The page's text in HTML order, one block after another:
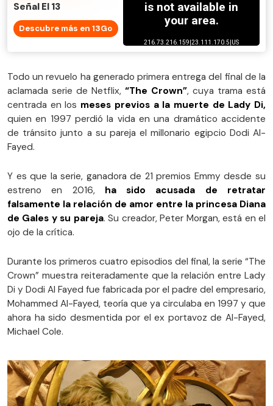
Señal El 13
Descubre más en 13Go
Todo un revuelo ha generado primera entrega del final de la
aclamada serie de Netflix, “The Crown”, cuya trama está
centrada en los meses previos a la muerte de Lady Di,
quien en 1997 perdió la vida en una dramático accidente
de tránsito junto a su pareja el millonario egipcio Dodi Al-
Fayed.
Y es que la serie, ganadora de 21 premios Emmy desde su
estreno en 2016, ha sido acusada de retratar
falsamente la relación de amor entre la princesa Diana
de Gales y su pareja. Su creador, Peter Morgan, está en el
ojo de la crítica.
Durante los primeros cuatro episodios del final, la serie “The
Crown” muestra reiteradamente que la relación entre Lady
Di y Dodi Al Fayed fue fabricada por el padre del empresario,
Mohammed Al-Fayed, teoría que ya circulaba en 1997 y que
ahora ha sido desmentida por el ex portavoz de Al-Fayed,
Michael Cole.